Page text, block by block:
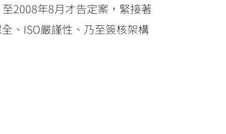
2008年8月才告定案，緊接著
、ISO嚴謹性、乃至簽核架構